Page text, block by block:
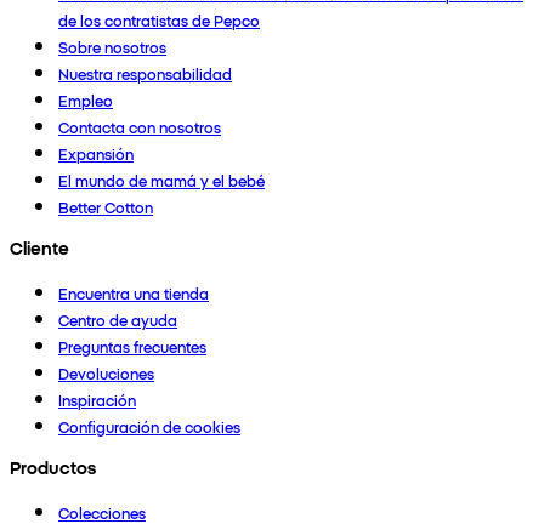
de los contratistas de Pepco
Sobre nosotros
Nuestra responsabilidad
Empleo
Contacta con nosotros
Expansión
El mundo de mamá y el bebé
Better Cotton
Cliente
Encuentra una tienda
Centro de ayuda
Preguntas frecuentes
Devoluciones
Inspiración
Configuración de cookies
Productos
Colecciones